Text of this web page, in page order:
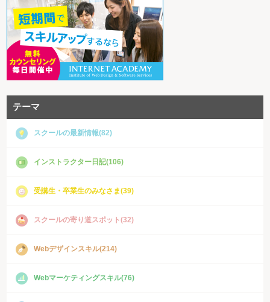
テーマ
スクールの最新情報(82)
インストラクター日記(106)
受講生・卒業生のみなさま(39)
スクールの寄り道スポット(32)
Webデザインスキル(214)
Webマーケティングスキル(76)